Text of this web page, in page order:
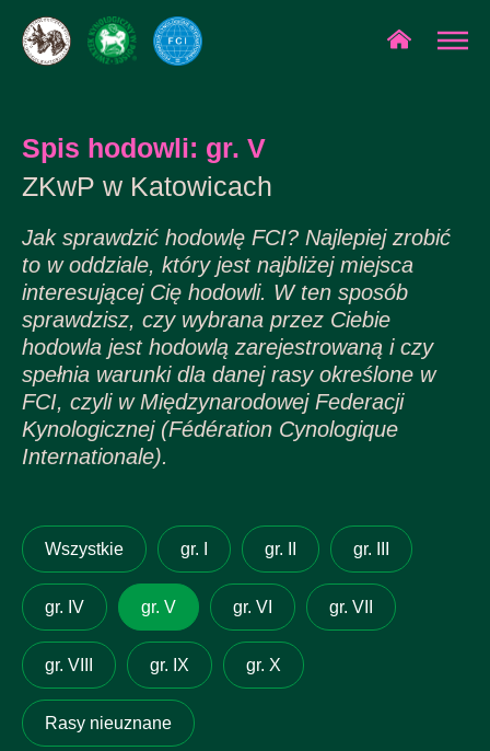
Spis hodowli: gr. V
ZKwP w Katowicach
Jak sprawdzić hodowlę FCI? Najlepiej zrobić
to w oddziale, który jest najbliżej miejsca
interesującej Cię hodowli. W ten sposób
sprawdzisz, czy wybrana przez Ciebie
hodowla jest hodowlą zarejestrowaną i czy
spełnia warunki dla danej rasy określone w
FCI, czyli w Międzynarodowej Federacji
Kynologicznej (Fédération Cynologique
Internationale).
Wszystkie gr. I gr. II gr. III
gr. IV gr. V gr. VI gr. VII
gr. VIII gr. IX gr. X
Rasy nieuznane